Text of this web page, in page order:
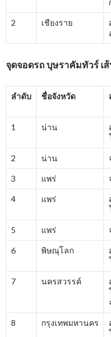
2 เชียงราย
จุดจอดรถ บุษราคัมทัวร์ เ
ลำดับ ชื่อจังหวัด
1 น่าน
2 น่าน
3 แพร่
4 แพร่
5 แพร่
6 พิษณุโลก
7 นครสวรรค์
8 กรุงเทพมหานคร